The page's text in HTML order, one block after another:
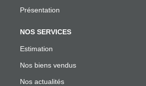
Présentation
NOS SERVICES
Estimation
Nos biens vendus
Nos actualités